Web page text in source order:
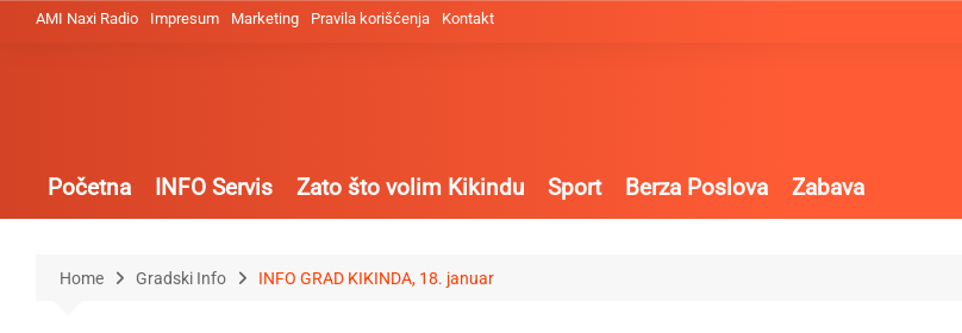
AMI Naxi Radio Impresum Marketing Pravila korišćenja Kontakt
Početna INFO Servis Zato što volim Kikindu Sport Berza Poslova Zabava
Home Gradski Info INFO GRAD KIKINDA, 18. januar